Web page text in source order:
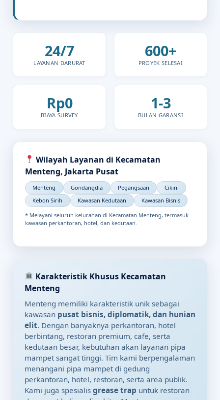
24/7
LAYANAN DARURAT
600+
PROYEK SELESAI
Rp0
BIAYA SURVEY
1-3
BULAN GARANSI
Wilayah Layanan di Kecamatan
Menteng, Jakarta Pusat
Menteng Gondangdia Pegangsaan
Cikini
Kebon Sirih
Kawasan Kedutaan Kawasan Bisnis
* Melayani seluruh kelurahan di Kecamatan Menteng, termasuk
kawasan perkantoran, hotel, dan kedutaan.
Karakteristik Khusus Kecamatan
Menteng
Menteng memiliki karakteristik unik sebagai
kawasan pusat bisnis, diplomatik, dan hunian
elit. Dengan banyaknya perkantoran, hotel
berbintang, restoran premium, cafe, serta
kedutaan besar, kebutuhan akan layanan pipa
mampet sangat tinggi. Tim kami berpengalaman
menangani pipa mampet di gedung
perkantoran, hotel, restoran, serta area publik.
Kami juga spesialis grease trap untuk restoran